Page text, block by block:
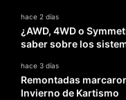
hace 2 días
¿AWD, 4WD o
saber sobre los
hace 3 días
Remontadas
Invierno de Kartismo